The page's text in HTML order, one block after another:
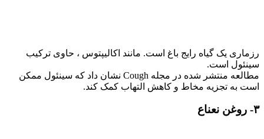
رزماری یک گیاه رایج باغ است. مانند اکالیپتوس ، حاوی ترکیب
سینئول است.
مطالعه منتشر شده در مجله Cough نشان داد که سینئول ممکن
است به تجزیه مخاط و کاهش التهاب کمک کند.
۳- روغن نعناع